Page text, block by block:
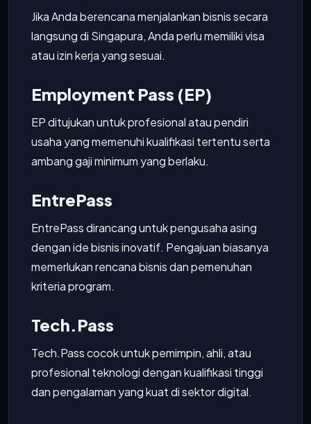
Jika Anda berencana menjalankan bisnis secara
langsung di Singapura, Anda perlu memiliki visa
atau izin kerja yang sesuai.
Employment Pass (EP)
EP ditujukan untuk profesional atau pendiri
usaha yang memenuhi kualifikasi tertentu serta
ambang gaji minimum yang berlaku.
EntrePass
EntrePass dirancang untuk pengusaha asing
dengan ide bisnis inovatif. Pengajuan biasanya
memerlukan rencana bisnis dan pemenuhan
kriteria program.
Tech.Pass
Tech.Pass cocok untuk pemimpin, ahli, atau
profesional teknologi dengan kualifikasi tinggi
dan pengalaman yang kuat di sektor digital.